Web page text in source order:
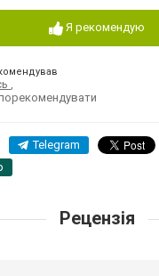
Я рекомендую
Telegram
Рецензія